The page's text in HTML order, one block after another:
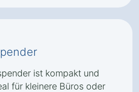
ist kompakt und
für kleinere Büros oder